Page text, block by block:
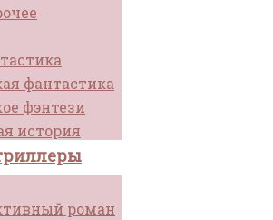
фантастика
фэнтези
история
роман